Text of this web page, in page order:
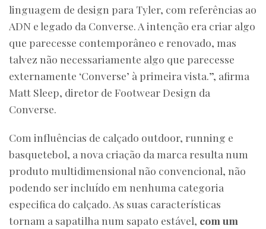
linguagem de design para Tyler, com referências ao
ADN e legado da Converse. A intenção era criar algo
que parecesse contemporâneo e renovado, mas
talvez não necessariamente algo que parecesse
externamente ‘Converse’ à primeira vista.”, afirma
Matt Sleep, diretor de Footwear Design da
Converse.
Com influências de calçado outdoor, running e
basquetebol, a nova criação da marca resulta num
produto multidimensional não convencional, não
podendo ser incluído em nenhuma categoria
especifica do calçado. As suas características
tornam a sapatilha num sapato estável, com um